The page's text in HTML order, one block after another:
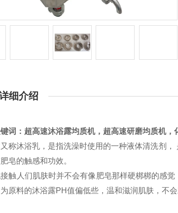
细介绍
词： 超高速沐浴露均质机，超高速研磨均质机，
称沐浴乳，是指洗澡时使用的一种液体清洗剂
皂的触感和功效。
触人们 肌肤时并不会有像肥皂那样硬梆梆的感
原料的沐浴露PH值偏低些，温和滋润肌肤，不会